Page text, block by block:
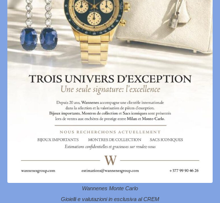
Wannenes Monte Carlo
Gioielli e valutazioni in esclusiva al CREM